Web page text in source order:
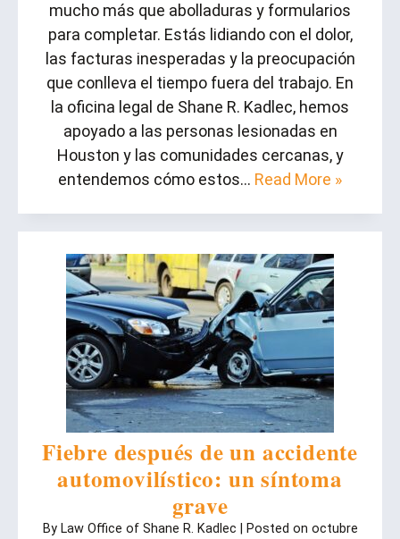
mucho más que abolladuras y formularios
para completar. Estás lidiando con el dolor,
las facturas inesperadas y la preocupación
que conlleva el tiempo fuera del trabajo. En
la oficina legal de Shane R. Kadlec, hemos
apoyado a las personas lesionadas en
Houston y las comunidades cercanas, y
entendemos cómo estos… Read More »
Fiebre después de un accidente
automovilístico: un síntoma
grave
By Law Office of Shane R. Kadlec Posted on octubre